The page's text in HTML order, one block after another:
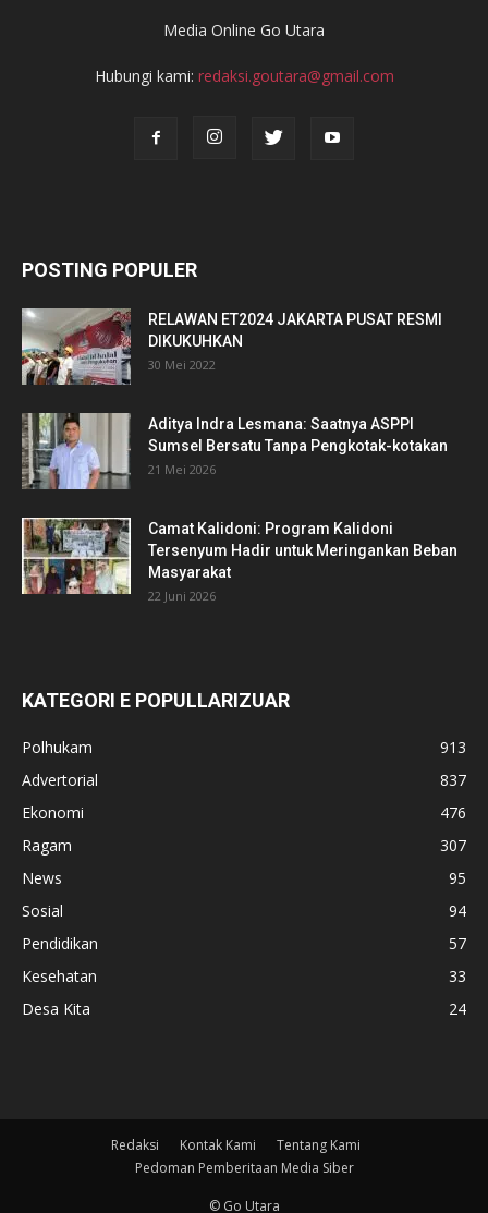
Media Online Go Utara
Hubungi kami: redaksi.goutara@gmail.com
POSTING POPULER
RELAWAN ET2024 JAKARTA PUSAT RESMI
DIKUKUHKAN
30 Mei 2022
Aditya Indra Lesmana: Saatnya ASPPI
Sumsel Bersatu Tanpa Pengkotak-kotakan
21 Mei 2026
Camat Kalidoni: Program Kalidoni
Tersenyum Hadir untuk Meringankan Beban
Masyarakat
22 Juni 2026
KATEGORI E POPULLARIZUAR
Polhukam
913
Advertorial
837
Ekonomi
476
Ragam
307
News
95
Sosial
94
Pendidikan
57
Kesehatan
33
Desa Kita
24
Redaksi Kontak Kami
Tentang Kami
Pedoman Pemberitaan Media Siber
© Go Utara